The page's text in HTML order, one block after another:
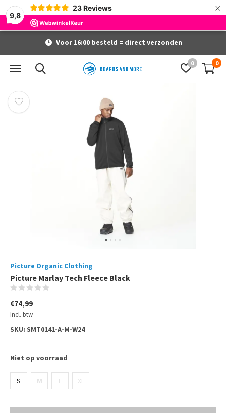
9,8
23 Reviews ×
0 0
Voor 16:00 besteld = direct verzonden
Picture Organic Clothing
Picture Marlay Tech Fleece Black
€74,99
Incl. btw
SKU: SMT0141-A-M-W24
Niet op voorraad
S M L XL